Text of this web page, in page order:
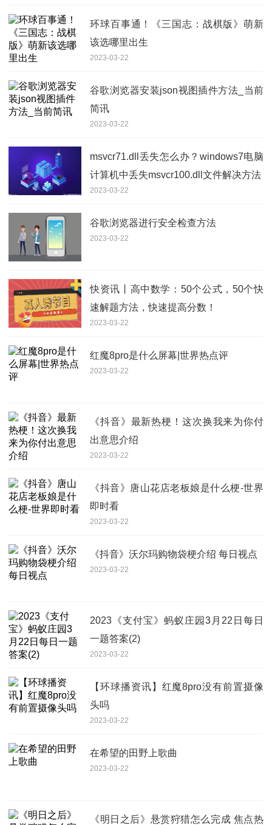
环球百事通！《三国志：战棋版》萌新
该选哪里出生
2023-03-22
谷歌浏览器安装json视图插件方法_当前
简讯
2023-03-22
msvcr71.dll丢失怎么办？windows7电脑
计算机中丢失msvcr100.dll文件解决方法
2023-03-22
谷歌浏览器进行安全检查方法
2023-03-22
快资讯丨高中数学：50个公式，50个快
速解题方法，快速提高分数！
2023-03-22
红魔8pro是什么屏幕|世界热点评
2023-03-22
《抖音》最新热梗！这次换我来为你付
出意思介绍
2023-03-22
《抖音》唐山花店老板娘是什么梗-世界
即时看
2023-03-22
《抖音》沃尔玛购物袋梗介绍 每日视点
2023-03-22
2023《支付宝》蚂蚁庄园3月22日每日
一题答案(2)
2023-03-22
【环球播资讯】红魔8pro没有前置摄像
头吗
2023-03-22
在希望的田野上歌曲
2023-03-22
《明日之后》悬赏狩猎怎么完成 焦点热